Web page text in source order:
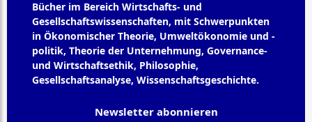
Bücher im Bereich Wirtschafts- und
Gesellschaftswissenschaften, mit Schwerpunkten
in Ökonomischer Theorie, Umweltökonomie und -
politik, Theorie der Unternehmung, Governance-
und Wirtschaftsethik, Philosophie,
Gesellschaftsanalyse, Wissenschaftsgeschichte.
Newsletter abonnieren